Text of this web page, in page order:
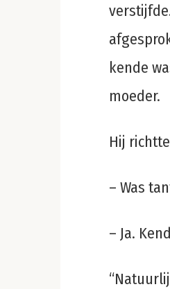
kende
moeder.
Hij
– Was
– Ja.